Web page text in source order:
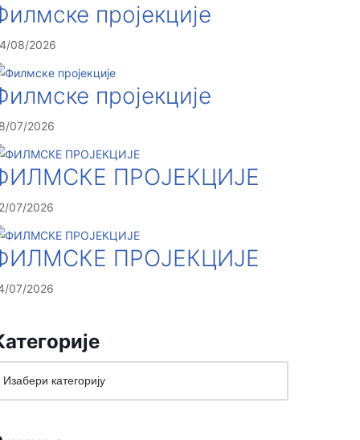
пројекције
08/2026
пројекције
07/2026
ПРОЈЕКЦИЈЕ
07/2026
ПРОЈЕКЦИЈЕ
07/2026